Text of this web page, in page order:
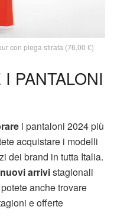
con piega stirata (76,00 €)
PANTALONI
i pantaloni 2024 più
acquistare i modelli
dei brand in tutta Italia.
nuovi arrivistagionali
anche trovare
e offerte